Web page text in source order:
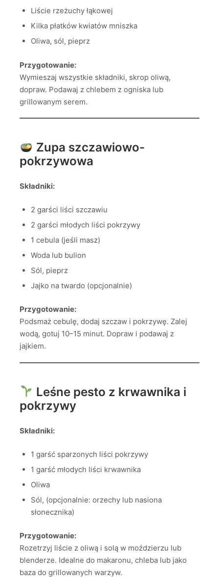
Liście rzeżuchy łąkowej
Kilka płatków kwiatów mniszka
Oliwa, sól, pieprz
Przygotowanie:
Wymieszaj wszystkie składniki, skrop oliwą,
dopraw. Podawaj z chlebem z ogniska lub
grillowanym serem.
Zupa szczawiowo-
pokrzywowa
Składniki:
2 garści liści szczawiu
2 garści młodych liści pokrzywy
1 cebula (jeśli masz)
Woda lub bulion
Sól, pieprz
Jajko na twardo (opcjonalnie)
Przygotowanie:
Podsmaż cebulę, dodaj szczaw i pokrzywę. Zalej
wodą, gotuj 10–15 minut. Dopraw i podawaj z
jajkiem.
Leśne pesto z krwawnika i
pokrzywy
Składniki:
1 garść sparzonych liści pokrzywy
1 garść młodych liści krwawnika
Oliwa
Sól, (opcjonalnie: orzechy lub nasiona
słonecznika)
Przygotowanie:
Rozetrzyj liście z oliwą i solą w moździerzu lub
blenderze. Idealne do makaronu, chleba lub jako
baza do grillowanych warzyw.